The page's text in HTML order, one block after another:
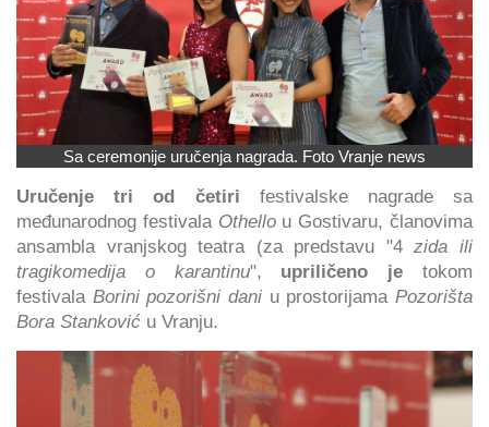
Sa ceremonije uručenja nagrada. Foto Vranje news
Uručenje tri od četiri festivalske nagrade sa
međunarodnog festivala Othellou Gostivaru, članovima
ansambla vranjskog teatra (za predstavu "4zida ili
tragikomedija o karantinu", upriličeno je tokom
festivala Borini pozorišni dani u prostorijamaPozorišta
Bora Stanković u Vranju.